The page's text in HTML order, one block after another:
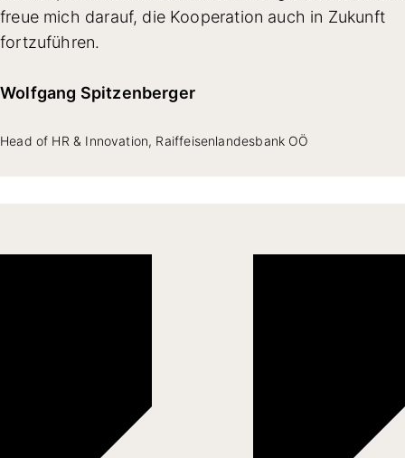
freue mich darauf, die Kooperation auch in Zukunft
fortzuführen.
Wolfgang Spitzenberger
Head of HR & Innovation, Raiffeisenlandesbank OÖ